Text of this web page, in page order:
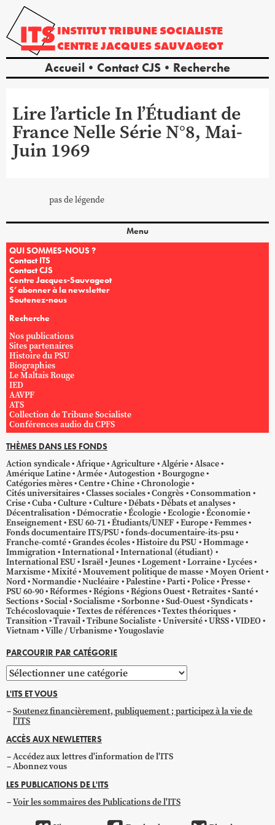
INSTITUTTRIBUNE SOCIALISTE
CENTREJACQUES SAUVAGEOT
Accueil Contact CJS Recherche
Lire l’article In l’Étudiant de
France Nelle Série N°8, Mai-
Juin 1969
pas de légende
Menu
QUI SOMMES-NOUS ?
Contact ITS
Contact CJS
Centre Jacques-Sauvageot
S’abonner à la newsletter
Soutenez-nous
Recherche
Nos publications
Sites partenaires
Histoire du PSU
Biographies
Le Maltais Rouge
IED
AAVPF
ATS
Collection de Tribune Socialiste
Conférences audio du CPFS
THÈMES DANS LES FONDS
Action syndicale Afrique Agriculture Algérie Alsace
Amérique Latine Armée Autogestion
Bourgogne
Catégories mères Centre Chine Chronologie
Cités universitaires Classes sociales Congrès Consommation
Crise Cuba Culture Culture Débats Débats et analyses
Décentralisation Démocratie Écologie Ecologie Économie
Enseignement ESU 60-71 Étudiants/UNEF Europe Femmes
Fonds documentaire ITS/PSU fonds-documentaire-its-psu
Franche-comté Grandes écoles Histoire du PSU Hommage
Immigration International International (étudiant)
International ESU Israël Jeunes Logement Lorraine Lycées
Marxisme Mixité Mouvement politique de masse Moyen Orient
Nord Normandie Nucléaire Palestine Parti Police Presse
PSU 60-90 Réformes Régions Régions Ouest Retraites Santé
Sections Social Socialisme Sorbonne Sud-Ouest Syndicats
Tchécoslovaquie Textes de références Textes théoriques
Transition Travail Tribune Socialiste Université URSS VIDEO
Vietnam Ville / Urbanisme Yougoslavie
PARCOURIR PAR CATÉGORIE
Parcourir
par
catégorie
L'ITS ET VOUS
Soutenez financièrement, publiquement ; participez à la vie de
l'ITS
ACCÈS AUX NEWLETTERS
Accédez aux lettres d'information de l'ITS
Abonnez vous
LES PUBLICATIONS DE L'ITS
Voir les sommaires des Publications de l'ITS